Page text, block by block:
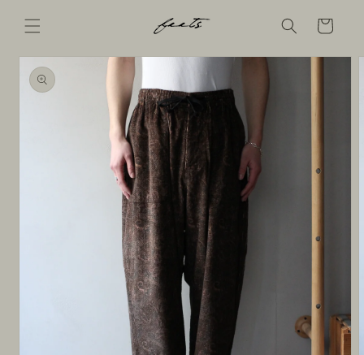
ンツに
進む
Cart
商品情
報にス
キップ